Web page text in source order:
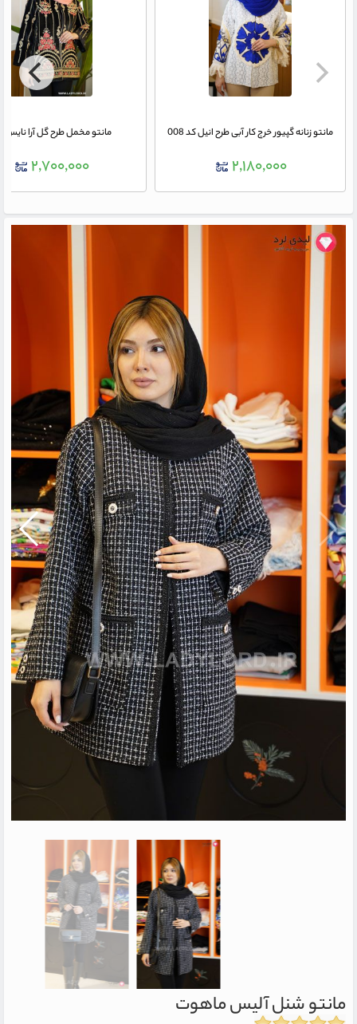
مانتو زنانه گپیور خرج کار آبی طرح انیل کد 008
۲,۱۸۰,۰۰۰
مانتو مخمل طرح گل آرا نایس
۲,۷۰۰,۰۰۰
مانتو شنل آلیس ماهوت